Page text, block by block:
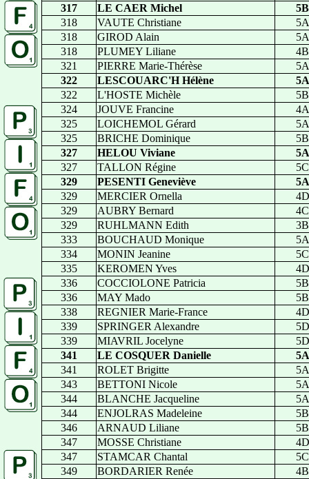
317
LE CAER Michel
5B
318
VAUTE Christiane
5A
318
GIROD Alain
5A
318
PLUMEY Liliane
4B
321
PIERRE Marie-Thérèse
5A
322
LESCOUARC'H Hélène
5A
322
L'HOSTE Michèle
5B
324
JOUVE Francine
4A
325
LOICHEMOL Gérard
5A
325
BRICHE Dominique
5B
327
HELOU Viviane
5A
327
TALLON Régine
5C
329
PESENTI Geneviève
5A
329
MERCIER Ornella
4D
329
AUBRY Bernard
4C
329
RUHLMANN Edith
3B
333
BOUCHAUD Monique
5A
334
MONIN Jeanine
5C
335
KEROMEN Yves
4D
336
COCCIOLONE Patricia
5B
336
MAY Mado
5B
338
REGNIER Marie-France
4D
339
SPRINGER Alexandre
5D
339
MIAVRIL Jocelyne
5D
341
LE COSQUER Danielle
5A
341
ROLET Brigitte
5A
343
BETTONI Nicole
5A
344
BLANCHE Jacqueline
5A
344
ENJOLRAS Madeleine
5B
346
ARNAUD Liliane
5B
347
MOSSE Christiane
4D
347
STAMCAR Chantal
5C
349
BORDARIER Renée
4B